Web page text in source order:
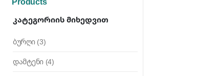
Კატეგორიის Მიხედვით
ბურღი(3)
დამტენი (4)